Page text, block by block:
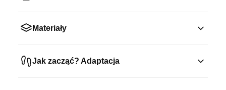
Materiały
Jak zacząć? Adaptacja